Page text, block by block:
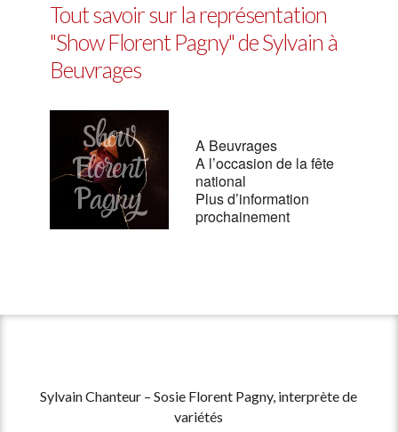
Tout savoir sur la représentation
"Show Florent Pagny" de Sylvain à
Beuvrages
A Beuvrages
A l’occasion de la fête
national
Plus d’information
prochainement
Sylvain Chanteur – Sosie Florent Pagny, interprète de
variétés